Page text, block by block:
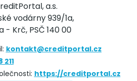
a.s.
vodárny 939/1a,
- Krč, PSČ 140 00
kontakt@creditportal.cz
211
https://creditportal.cz